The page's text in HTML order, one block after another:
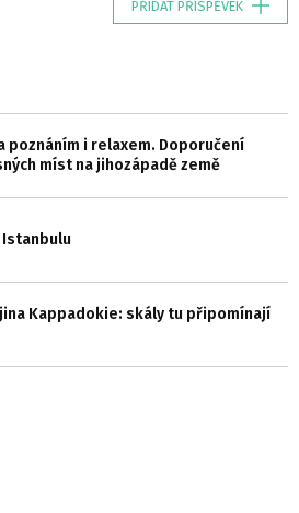
PŘIDAT PŘÍSPĚVEK
poznáním i relaxem. Doporučení
míst na jihozápadě země
Istanbulu
Kappadokie: skály tu připomínají